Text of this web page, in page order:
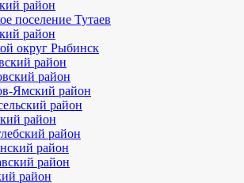
район
поселение Тутаев
район
округ Рыбинск
район
район
Ямский район
район
район
район
район
район
район